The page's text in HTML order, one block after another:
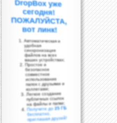
вот линк!
Автоматическая и
удобная
синхронизация
файлов на всех
ваших устройствах;
Простое и
безопасное
совместное
использование
папок с друзьями и
коллегами;
Легкое создание
публичных ссылок
на файлы и папки;
Получите до25 ГБ
бесплатно,
приглашая друзей!